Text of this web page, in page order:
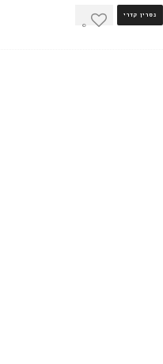
נסרין קדרי
0